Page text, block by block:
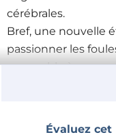
cérébrales.
Bref, une nouvelle
passionner les
ressemble à un
Il est permis de
Évaluez cet